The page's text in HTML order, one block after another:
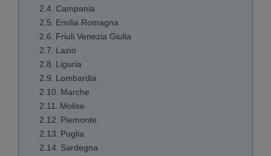
Campania
Emilia Romagna
Friuli Venezia Giulia
Lazio
Liguria
Lombardia
Marche
Molise
Piemonte
Puglia
Sardegna